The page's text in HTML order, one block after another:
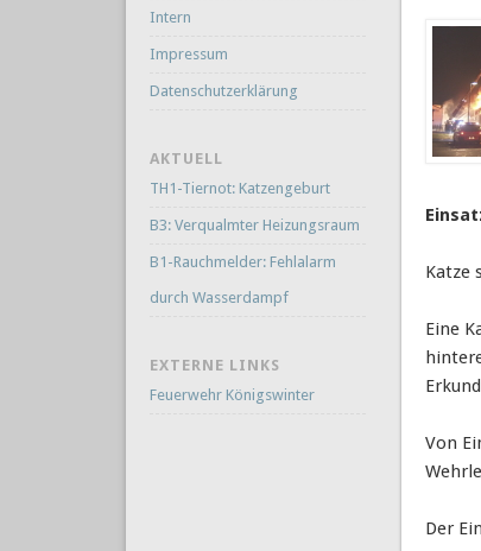
Katze
Eine
Von
Der
Intern
Impressum
Datenschutzerklärung
AKTUELL
TH1-Tiernot: Katzengeburt
B3: Verqualmter Heizungsraum
B1-Rauchmelder: Fehlalarm
durch Wasserdampf
EXTERNE LINKS
Feuerwehr Königswinter